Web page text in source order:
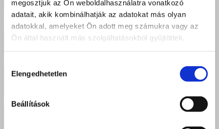
megosztjuk az Ön weboldalhasználatra vonatkozó
adatait, akik kombinálhatják az adatokat más olyan
adatokkal, amelyeket Ön adott meg számukra vagy az
Ön által használt más szolgáltatásokból gyűjtöttek.
kiválasztása
Elengedhetetlen
Beállítások